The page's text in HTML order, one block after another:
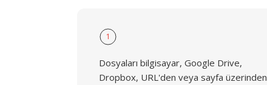
1
Dosyaları bilgisayar, Google Drive,
Dropbox, URL'den veya sayfa üzerinden